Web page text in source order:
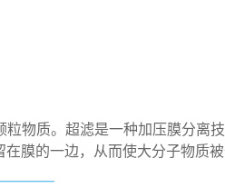
物质。超滤是一种加压膜分离
膜的一边，从而使大分子物质被